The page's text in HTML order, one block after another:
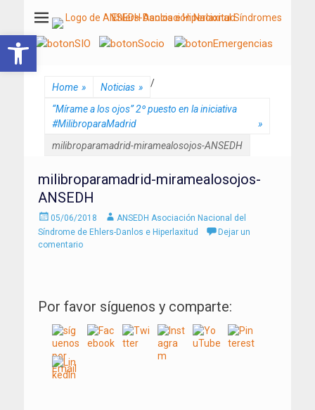
ANSEDH
Asociación Nacional del Síndrome de Ehlers-Danlos e Hiperlaxitud
Home » Noticias » /
“Mírame a los ojos” 2º puesto en la iniciativa
#MilibroparaMadrid
»
milibroparamadrid-miramealosojos-ANSEDH
milibroparamadrid-miramealosojos-
ANSEDH
Enviado
el
05/06/2018 AutorANSEDH Asociación Nacional del
Síndrome de Ehlers-Danlos e Hiperlaxitud
Dejar un
comentario
Por favor síguenos y comparte:
Abrir barra de herramientas